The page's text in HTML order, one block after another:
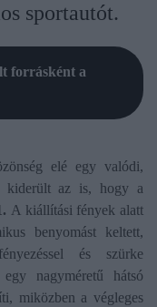
sportautót.
forrásként a
elé egy valódi,
kiderült az is, hogy a
A kiállítási fények alatt
benyomást keltett,
és szürke
nagyméretű hátsó
miközben a végleges